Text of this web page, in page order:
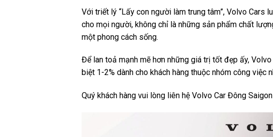
Với triết lý “Lấy con người làm trung tâm”, Volvo Cars
cho mọi người, không chỉ là những sản phẩm chất
một phong cách sống.
Để lan toả mạnh mẽ hơn những giá trị tốt đẹp ấy,
biệt 1-2% dành cho khách hàng thuộc nhóm công việc
Quý khách hàng vui lòng liên hệ Volvo Car Đông